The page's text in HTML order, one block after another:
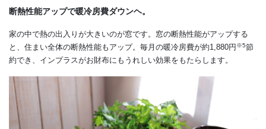
断熱性能アップで暖冷房費ダウンヘ。
家の中で熱の出入りが大きいのが窓です。窓の断熱性能がアップする
と、住まい全体の断熱性能もアップ。毎月の暖冷房費が約1,880円 ※5節
約でき、インプラスがお財布にもうれしい効果をもたらします。